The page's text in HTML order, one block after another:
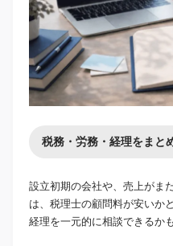
税務・労務・経理をまと
設立初期の会社や、売上がま
は、税理士の顧問料が安いか
経理を一元的に相談できるか